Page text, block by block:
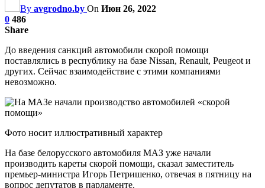
By avgrodno.by On Июн 26, 2022
0 486
Share
До введения санкций автомобили скорой помощи
поставлялись в республику на базе Nissan, Renault, Peugeot и
других. Сейчас взаимодействие с этими компаниями
невозможно.
Фото носит иллюстративный характер
На базе белорусского автомобиля МАЗ уже начали
производить кареты скорой помощи, сказал заместитель
премьер-министра Игорь Петришенко, отвечая в пятницу на
вопрос депутатов в парламенте.